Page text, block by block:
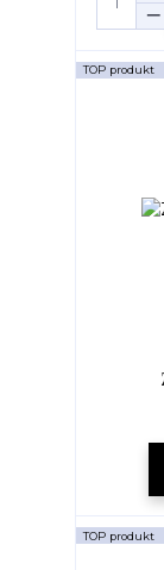
TOP produkt
TOP produkt